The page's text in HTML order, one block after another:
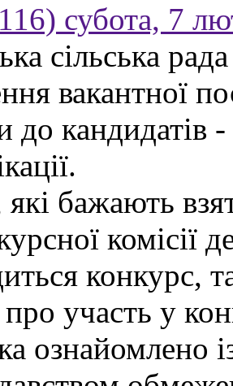
субота, 7
сільська
вакантної
до кандидатів -
бажають
комісії
конкурс,
участь у
ознайомлено